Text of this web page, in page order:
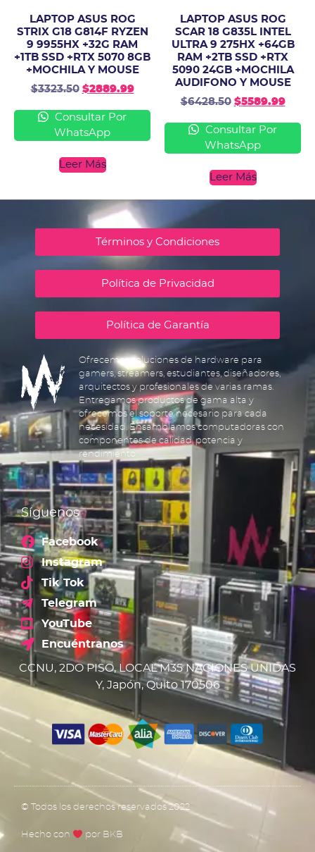
LAPTOP ASUS ROG
STRIX G18 G814F RYZEN
9 9955HX +32G RAM
+1TB SSD +RTX 5070 8GB
+MOCHILA Y MOUSE
$3323.50 $2889.99
Consultar Por
WhatsApp
Leer Más
LAPTOP ASUS ROG
SCAR 18 G835L INTEL
ULTRA 9 275HX +64GB
RAM +2TB SSD +RTX
5090 24GB +MOCHILA
AUDIFONO Y MOUSE
$6428.50 $5589.99
Consultar Por
WhatsApp
Leer Más
Términos y Condiciones
Política de Privacidad
Política de Garantía
Ofrecemos soluciones de hardware para
gamers, streamers, estudiantes, diseñadores,
arquitectos y profesionales de varias ramas.
Entregamos productos de gama alta y
ofrecemos el soporte necesario para cada
necesidad. Ensamblamos computadoras con
componentes de calidad, potencia y
rendimiento.
Síguenos
Facebook
Instagram
Tik Tok
Telegram
YouTube
Encuéntranos
CCNU, 2DO PISO, LOCAL M35 NACIONES UNIDAS
Y, Japón, Quito 170506
© Todos los derechos reservados 2022
Hecho con por BKB​​